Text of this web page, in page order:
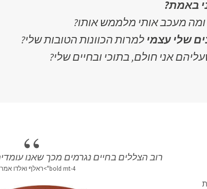
באמת?
ומה מעכב אותי מלממש אותו?
שלי עצמי למרות הכוונות הטובות שלי?
אני חולם, בתוכי ובחיים שלי?
רוב הצללים בחיים נגרמים מכך שאנו
bold mt-4">ראלף ואלדו אמרסון